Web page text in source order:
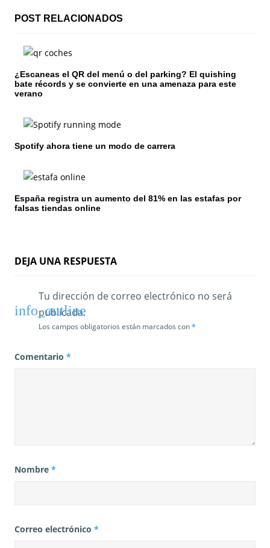
c
ó
n
d
e
n
t
a
s
POST RELACIONADOS
¿Escaneas el QR del menú o del parking? El quishing
bate récords y se convierte en una amenaza para este
verano
Spotify ahora tiene un modo de carrera
España registra un aumento del 81% en las estafas por
falsas tiendas online
DEJA UNA RESPUESTA
Tu dirección de correo electrónico no será
publicada.
Los campos obligatorios están marcados con*
Comentario *
Nombre *
Correo electrónico *